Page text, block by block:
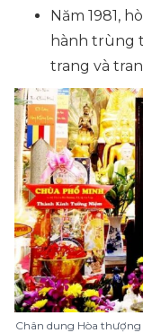
Năm 1981,
hành trùng
trang và
Chân dung Hòa